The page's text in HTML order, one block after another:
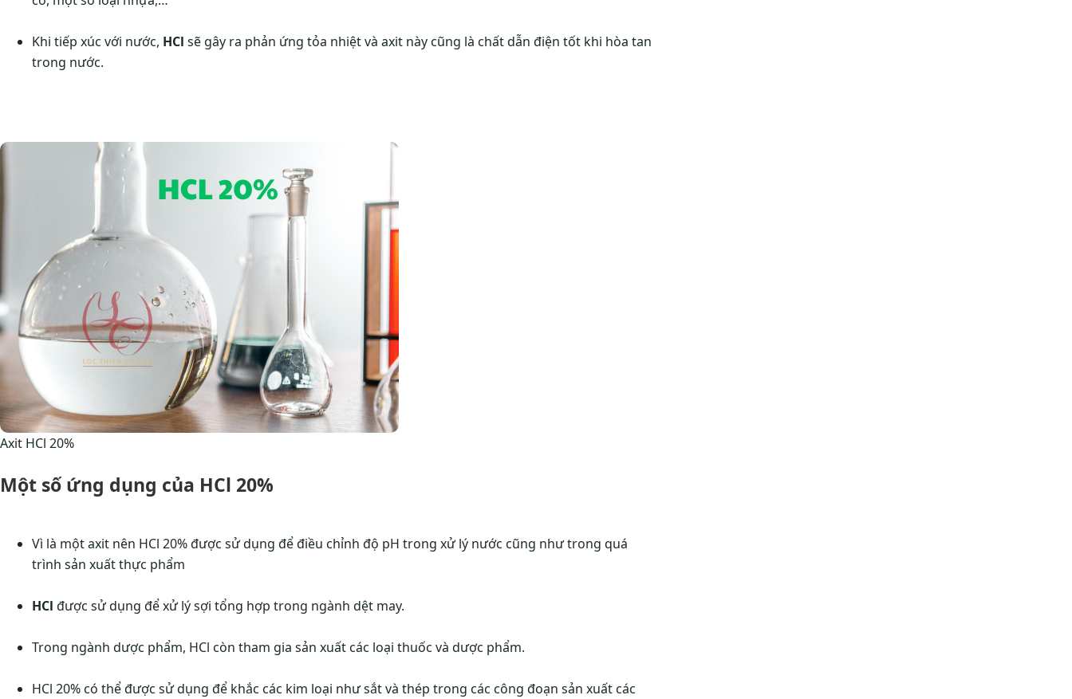
Khi tiếp xúc với nước, HCl sẽ gây ra phản ứng tỏa nhiệt và axit này cũng là chất dẫn điện tốt khi hòa tan
trong nước.
Axit HCl 20%
Một số ứng dụng của HCl 20%
Vì là một axit nên HCl 20% được sử dụng để điều chỉnh độ pH trong xử lý nước cũng như trong quá
trình sản xuất thực phẩm
HCl được sử dụng để xử lý sợi tổng hợp trong ngành dệt may.
Trong ngành dược phẩm, HCl còn tham gia sản xuất các loại thuốc và dược phẩm.
HCl 20% có thể được sử dụng để khắc các kim loại như sắt và thép trong các công đoạn sản xuất các